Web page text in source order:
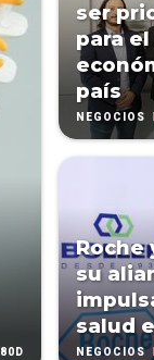
80D
ser
para
país
NEGOCIOS
Roche
su
salud
NEGOCIOS